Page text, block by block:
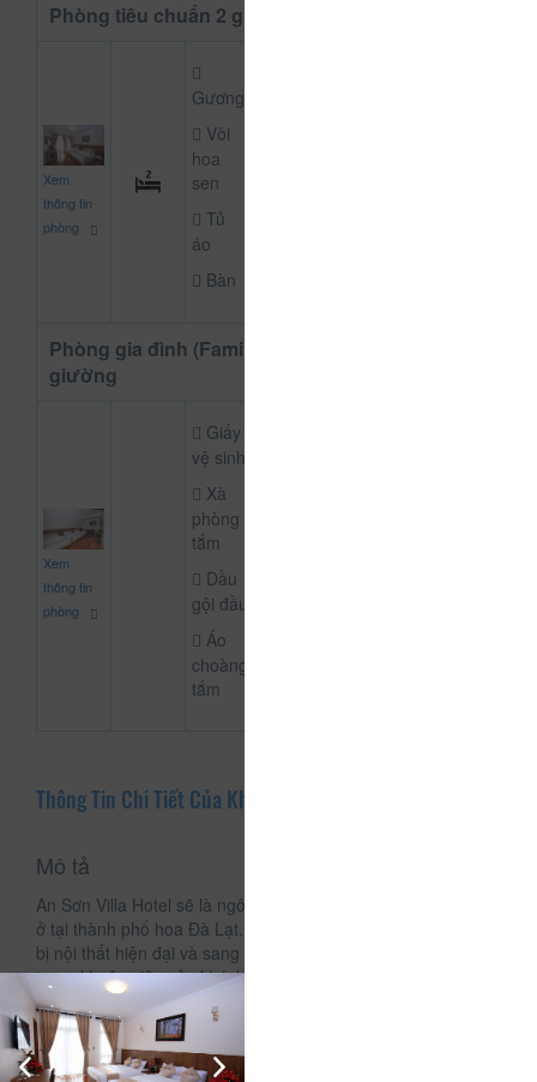
Phòng tiêu chuẩn 2 giường
Xem
thông tin
phòng
Gương
Vòi
hoa
sen
Tủ
áo
Bàn
Phòng gia đình (Family) 3
giường
Xem
thông tin
phòng
Giấy
vệ sinh
Xà
phòng
tắm
Dầu
gội đầu
Áo
choàng
tắm
Thông Tin Chi Tiết Của Khách Sạn An Sơn
Mô tả
An Sơn Villa Hotel sẽ là ngôi nhà của bạn trong những ngày
ở tại thành phố hoa Đà Lạt. Tất cả các phòng đều được trang
bị nội thất hiện đại và sang trọng. Đặc biệt với bãi đỗ xe nằm
trong khuôn viên của khách sạn, Villa Hotel An Sơn sẽ luôn là
điểm đến lý tưởng cho những gia đình mong muốn có một
chuyến nghỉ dưỡng sau những ngày làm việc mệt mỏi và
căng thẳng.